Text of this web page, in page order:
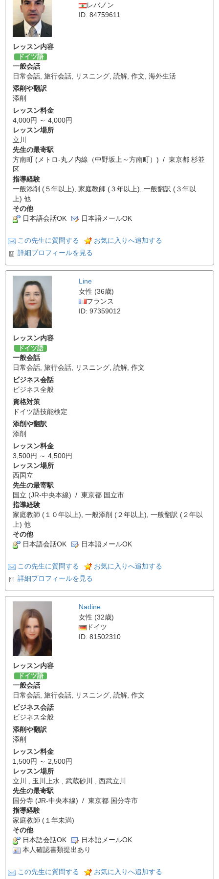
レバノン
ID: 84759611
レッスン内容
ドイツ語
一般会話
日常会話, 旅行会話, リスニング, 読解, 作文, 海外生活
添削や翻訳
添削
レッスン料金
4,000円 ～ 4,000円
レッスン場所
立川
先生の最寄駅
方南町 (メトロ-丸ノ内線（中野坂上～方南町）) / 東京都 杉並
区
指導経験
一般添削 (５年以上), 家庭教師 (３年以上), 一般翻訳 (３年以
上) 他
その他
日本語会話OK
日本語メールOK
この先生に質問する
お気に入りへ追加する
詳細プロフィールを見る
Line
女性 (36歳)
フランス
ID: 97359012
レッスン内容
ドイツ語
一般会話
日常会話, 旅行会話, リスニング, 読解, 作文
ビジネス会話
ビジネス全般
資格対策
ドイツ語技能検定
添削や翻訳
添削
レッスン料金
3,500円 ～ 4,500円
レッスン場所
西国立
先生の最寄駅
国立 (JR-中央本線) / 東京都 国立市
指導経験
家庭教師 (１０年以上), 一般添削 (２年以上), 一般翻訳 (２年以
上) 他
その他
日本語会話OK
日本語メールOK
この先生に質問する
お気に入りへ追加する
詳細プロフィールを見る
Nadine
女性 (32歳)
ドイツ
ID: 81502310
レッスン内容
ドイツ語
一般会話
日常会話, 旅行会話, リスニング, 読解, 作文
ビジネス会話
ビジネス全般
添削や翻訳
添削
レッスン料金
1,500円 ～ 2,500円
レッスン場所
立川 , 玉川上水 , 武蔵砂川 , 西武立川
先生の最寄駅
国分寺 (JR-中央本線) / 東京都 国分寺市
指導経験
家庭教師 (１年未満)
その他
日本語会話OK
日本語メールOK
本人確認書類提出あり
この先生に質問する
お気に入りへ追加する